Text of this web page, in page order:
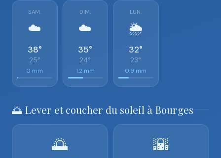
SAM.
☁️
38°
25°
0 mm
DIM.
☁️
35°
24°
1.2 mm
LUN.
🌦️
32°
23°
0.9 mm
🌅 Lever et coucher du soleil à Bourges
🌅 🌇